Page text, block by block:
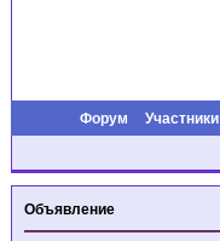
Форум Участники
Объявление